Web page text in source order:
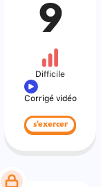
9
Difficile
Corrigé vidéo
s'exercer